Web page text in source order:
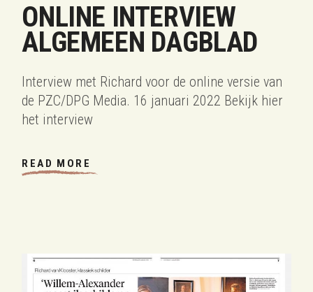
ONLINE INTERVIEW
ALGEMEEN DAGBLAD
Interview met Richard voor de online versie van
de PZC/DPG Media. 16 januari 2022 Bekijk hier
het interview
READ MORE